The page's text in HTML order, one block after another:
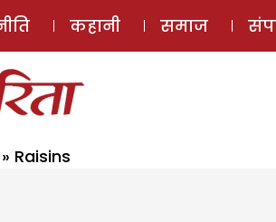
कहानी समाज
» Raisins